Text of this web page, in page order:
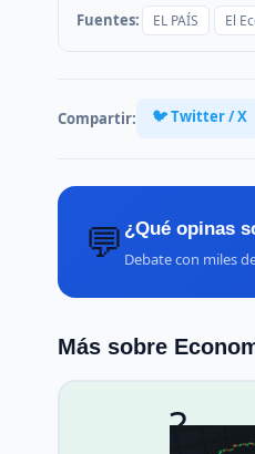
Fuentes: EL PAÍS El
Compartir: 🐦 Twitter / X
💬 ¿Qué opinas
Debate con miles
Más sobre
?